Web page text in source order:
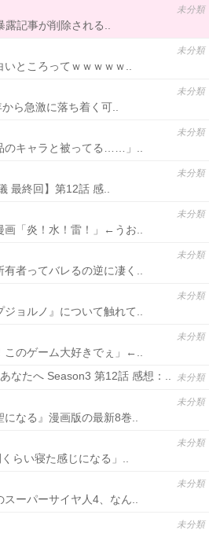
未分類
露記事が削除される..
未分類
ところってｗｗｗｗｗ..
未分類
ら急激に落ち着く可..
未分類
のキャラと被ってる……」..
未分類
最終回】第12話 感..
未分類
画「炎！水！雷！」←うお..
未分類
者ってバレるの逆に凄く..
未分類
ョルノ』について触れて..
未分類
のゲーム大好きでぇ」←..
未分類
なたへ Season3 第12話 感想：..
未分類
になる』漫画版の最新8巻..
未分類
らい寝た感じになる」..
未分類
スーパーサイヤ人4、なん..
未分類